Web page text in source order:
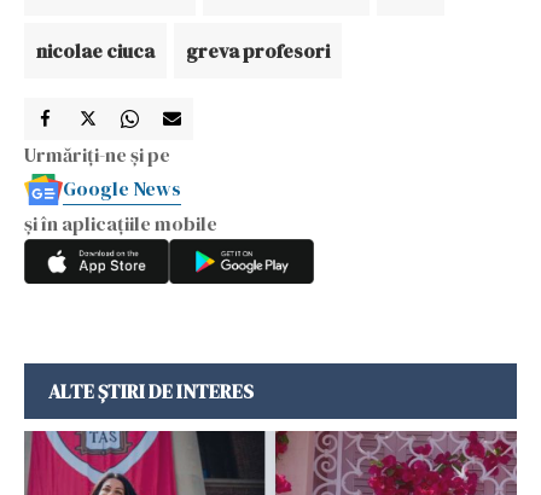
nicolae ciuca greva profesori
Urmăriți-ne și pe
Google News
și în aplicațiile mobile
ALTE ȘTIRI DE INTERES